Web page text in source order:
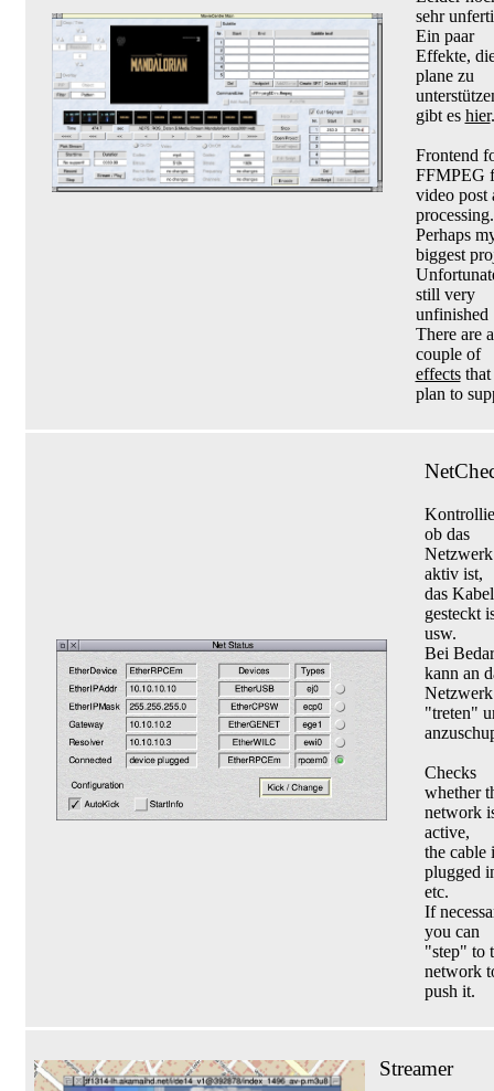
sehr
Ein paar
Effekte,
plane zu
gibt es hier.
Frontend
FFMPEG
video post
processing.
Perhaps
biggest
still very
unfinished
There are a
couple of
effectsthat
plan to
ob das
Netzwerk
aktiv ist,
das Kabel
gesteckt
usw.
Bei
kann an
Netzwerk
"treten"
Checks
whether
network
active,
the cable
plugged
etc.
If
you can
"step" to
network
push it.
Streamer